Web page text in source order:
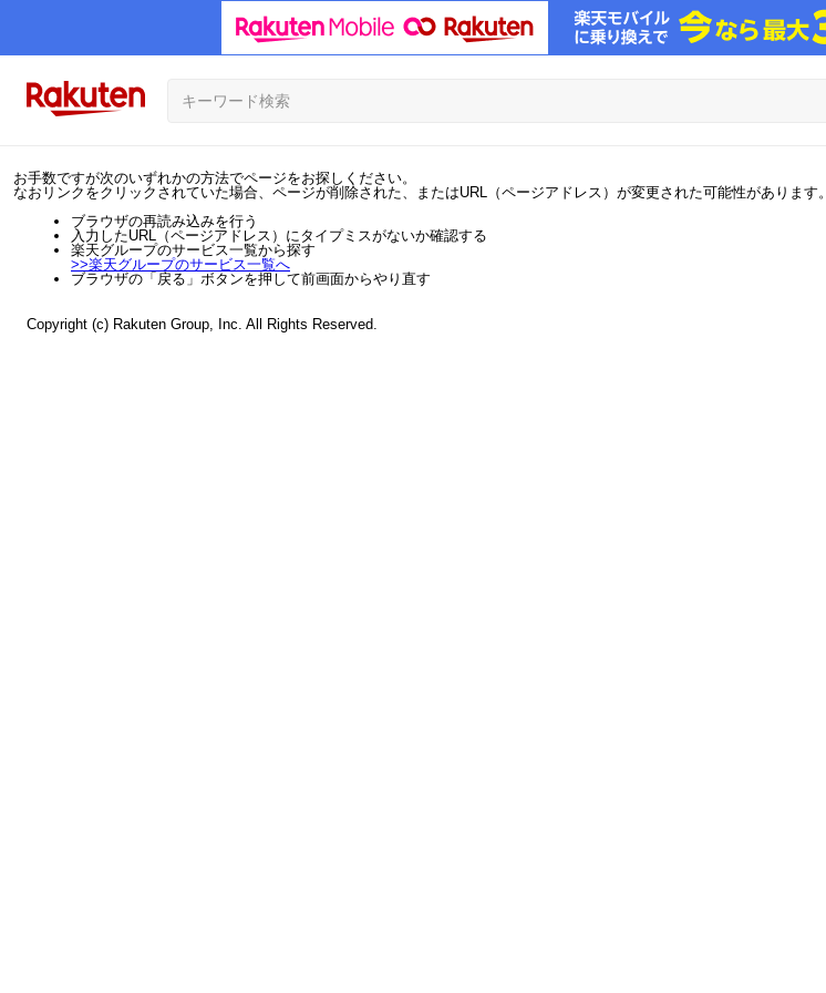
お手数ですが次のいずれかの方法でページをお探しください。
なおリンクをクリックされていた場合、ページが削除された、またはURL（ページアドレス）が変更された可能性があります。
ブラウザの再読み込みを行う
入力したURL（ページアドレス）にタイプミスがないか確認する
楽天グループのサービス一覧から探す
>>楽天グループのサービス一覧へ
ブラウザの「戻る」ボタンを押して前画面からやり直す
Copyright (c) Rakuten Group, Inc. All Rights Reserved.